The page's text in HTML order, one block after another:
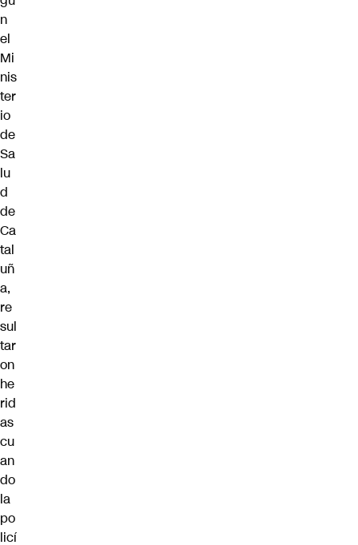
n
el
Mi
nis
ter
io
de
Sa
lu
d
de
Ca
tal
uñ
a,
re
sul
tar
on
he
rid
as
cu
an
do
la
po
licí